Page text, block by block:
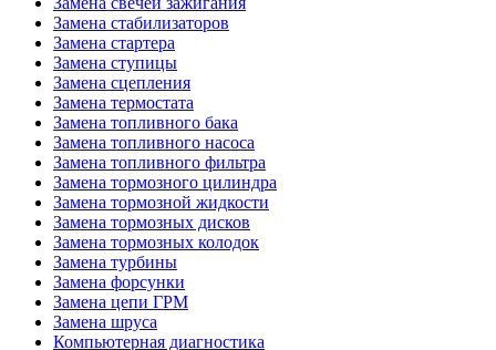
Замена стабилизаторов
Замена стартера
Замена ступицы
Замена сцепления
Замена термостата
Замена топливного бака
Замена топливного насоса
Замена топливного фильтра
Замена тормозного цилиндра
Замена тормозной жидкости
Замена тормозных дисков
Замена тормозных колодок
Замена турбины
Замена форсунки
Замена цепи ГРМ
Замена шруса
Компьютерная диагностика